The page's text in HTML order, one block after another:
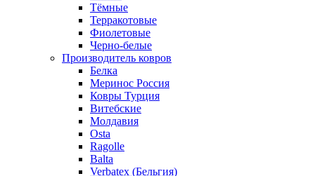
Тёмные
Терракотовые
Фиолетовые
Черно-белые
Производитель ковров
Белка
Меринос Россия
Ковры Турция
Витебские
Молдавия
Osta
Ragolle
Balta
Verbatex (Бельгия)